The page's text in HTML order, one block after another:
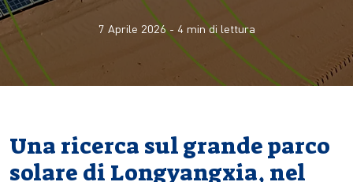
7 Aprile 2026- 4min di lettura
Una ricerca sul grande parco
solare di Longyangxia, nel